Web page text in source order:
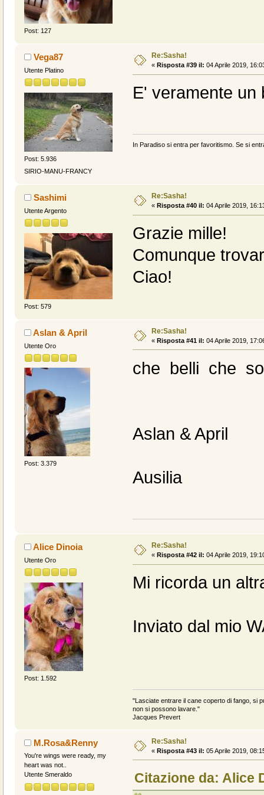
Post: 127
Vega87
Utente Platino
Post: 5.936
SIRIO-MANU-FRANCY
Re:Sasha!
« Risposta #39 il: 04 Aprile 2019,
E' veramente un
In Paradiso si entra per favoritismo. Se si
Sashimi
Utente Argento
Post: 579
Re:Sasha!
« Risposta #40 il: 04 Aprile 2019,
Grazie mille!
Comunque
Ciao!
Aslan & April
Utente Oro
Post: 3.379
Re:Sasha!
« Risposta #41 il: 04 Aprile 2019,
che belli che
Aslan & April
Ausilia
Alice Dinoia
Utente Oro
Post: 1.592
Re:Sasha!
« Risposta #42 il: 04 Aprile 2019,
Mi ricorda un
Inviato dal mio
"Lasciate entrare il cane coperto di fango, si
non si possono lavare."
Jacques Prevert
M.Rosa&Renny
You're wings were ready, my
heart was not..
Utente Smeraldo
Re:Sasha!
« Risposta #43 il: 05 Aprile 2019,
Citazione da: Alice